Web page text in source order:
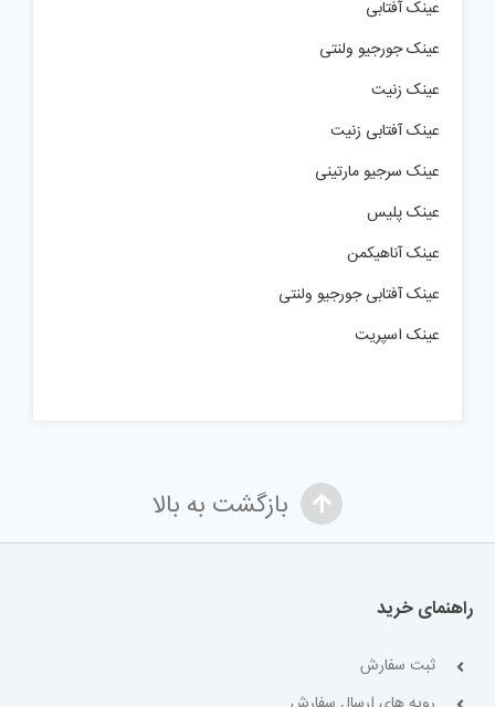
عینک آفتابی
عینک جورجیو ولنتی
عینک زنیت
عینک آفتابی زنیت
عینک سرجیو مارتینی
عینک پلیس
عینک آناهیکمن
عینک آفتابی جورجیو ولنتی
عینک اسپریت
بازگشت به بالا
راهنمای خرید
ثبت سفارش